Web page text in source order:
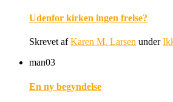
Udenfor kirken ingen frelse?
Skrevet afKaren M. Larsen under
man03
En ny begyndelse